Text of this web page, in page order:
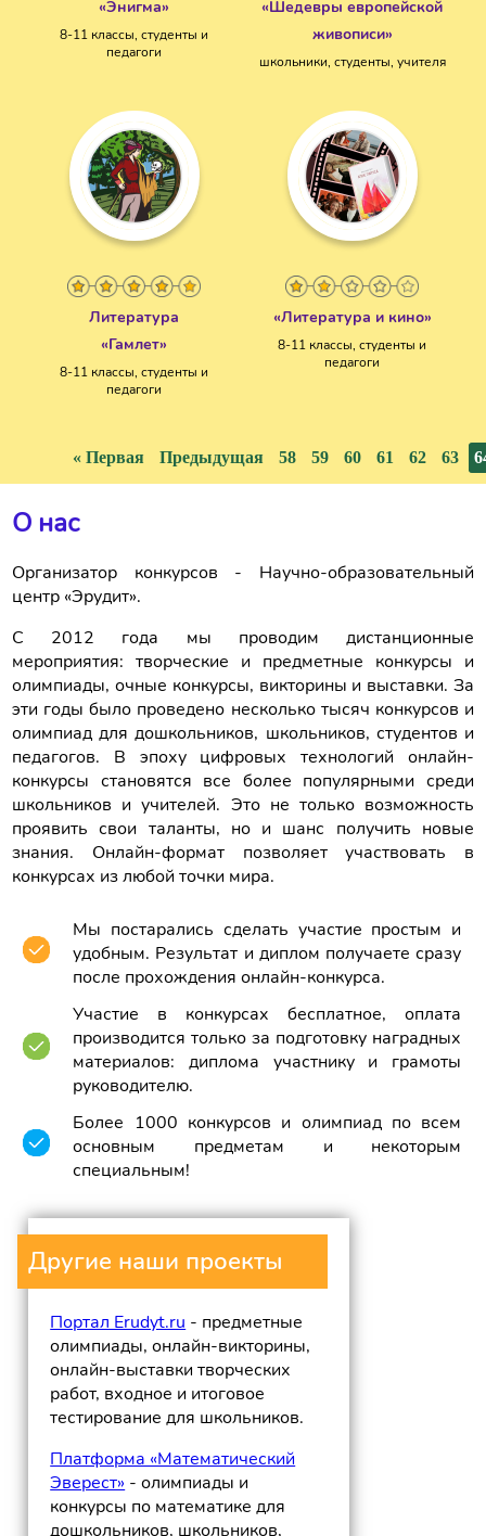
«Энигма»
8-11 классы, студенты и
педагоги
«Шедевры европейской
живописи»
школьники, студенты, учителя
Литература
«Гамлет»
8-11 классы, студенты и
педагоги
«Литература и кино»
8-11 классы, студенты и
педагоги
« Первая Предыдущая 58 59 60 61 62 63
О нас
Организатор конкурсов - Научно-образовательный
центр «Эрудит».
С 2012 года мы проводим дистанционные
мероприятия: творческие и предметные конкурсы и
олимпиады, очные конкурсы, викторины и выставки. За
эти годы было проведено несколько тысяч конкурсов и
олимпиад для дошкольников, школьников, студентов и
педагогов. В эпоху цифровых технологий онлайн-
конкурсы становятся все более популярными среди
школьников и учителей. Это не только возможность
проявить свои таланты, но и шанс получить новые
знания. Онлайн-формат позволяет участвовать в
конкурсах из любой точки мира.
Мы постарались сделать участие простым и
удобным. Результат и диплом получаете сразу
после прохождения онлайн-конкурса.
Участие в конкурсах бесплатное, оплата
производится только за подготовку наградных
материалов: диплома участнику и грамоты
руководителю.
Более 1000 конкурсов и олимпиад по всем
основным предметам и некоторым
специальным!
Другие наши проекты
Портал Erudyt.ru- предметные
олимпиады, онлайн-викторины,
онлайн-выставки творческих
работ, входное и итоговое
тестирование для школьников.
Платформа «Математический
Эверест»- олимпиады и
конкурсы по математике для
дошкольников, школьников,